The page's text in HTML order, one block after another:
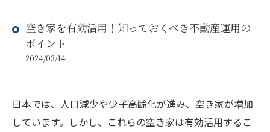
空き家を有効活用！知っておくべき不動産運用の
ポイント
2024/03/14
日本では、人口減少や少子高齢化が進み、空き家が増加
しています。しかし、これらの空き家は有効活用するこ